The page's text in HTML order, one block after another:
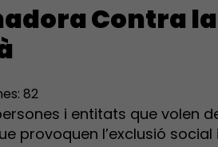
Contra
82
i entitats que volen
provoquen l’exclusió